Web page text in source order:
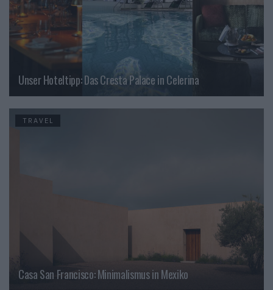
Unser Hoteltipp: Das Cresta Palace in Celerina
TRAVEL
Casa San Francisco: Minimalismus in Mexiko